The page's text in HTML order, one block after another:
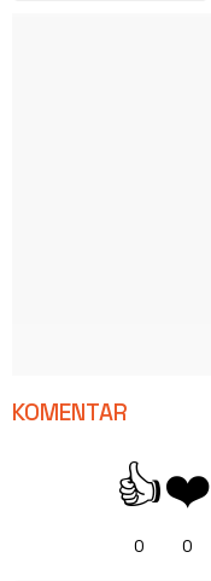
KOMENTAR
👍
0
❤️
0